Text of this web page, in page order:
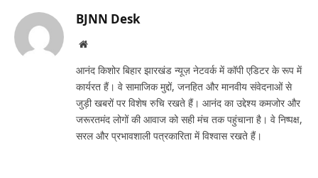
BJNN Desk
Website
आनंद किशोर बिहार झारखंड न्यूज़ नेटवर्क में कॉपी एडिटर के रूप में
कार्यरत हैं। वे सामाजिक मुद्दों, जनहित और मानवीय संवेदनाओं से
जुड़ी खबरों पर विशेष रुचि रखते हैं। आनंद का उद्देश्य कमजोर और
जरूरतमंद लोगों की आवाज को सही मंच तक पहुंचाना है। वे निष्पक्ष,
सरल और प्रभावशाली पत्रकारिता में विश्वास रखते हैं।